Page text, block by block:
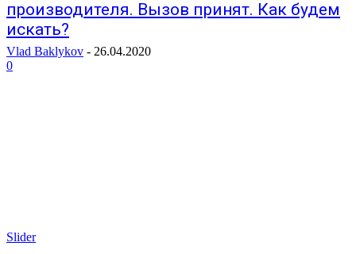
производителя. Вызов принят. Как будем
искать?
Vlad Baklykov - 26.04.2020
0
Slider